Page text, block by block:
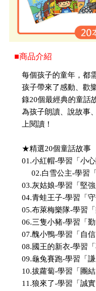
■商品介紹
每個孩子的童年，都
孩子帶來了感動、歡
錄20個最經典的童話
為孩子朗讀、說故事
上閱讀！
★精選20個童話故事
01.小紅帽-學習「小心
02.白雪公主-學習
03.灰姑娘-學習「堅
04.青蛙王子-學習「
05.布萊梅樂隊-學習
06.三隻小豬-學習「勤
07.醜小鴨-學習「自
08.國王的新衣-學習
09.龜兔賽跑-學習「
10.拔蘿蔔-學習「團
11.狼來了-學習「誠